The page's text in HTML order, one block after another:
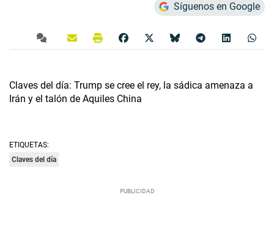
Síguenos en Google
Claves del día: Trump se cree el rey, la sádica amenaza a
Irán y el talón de Aquiles China
ETIQUETAS:
Claves del día